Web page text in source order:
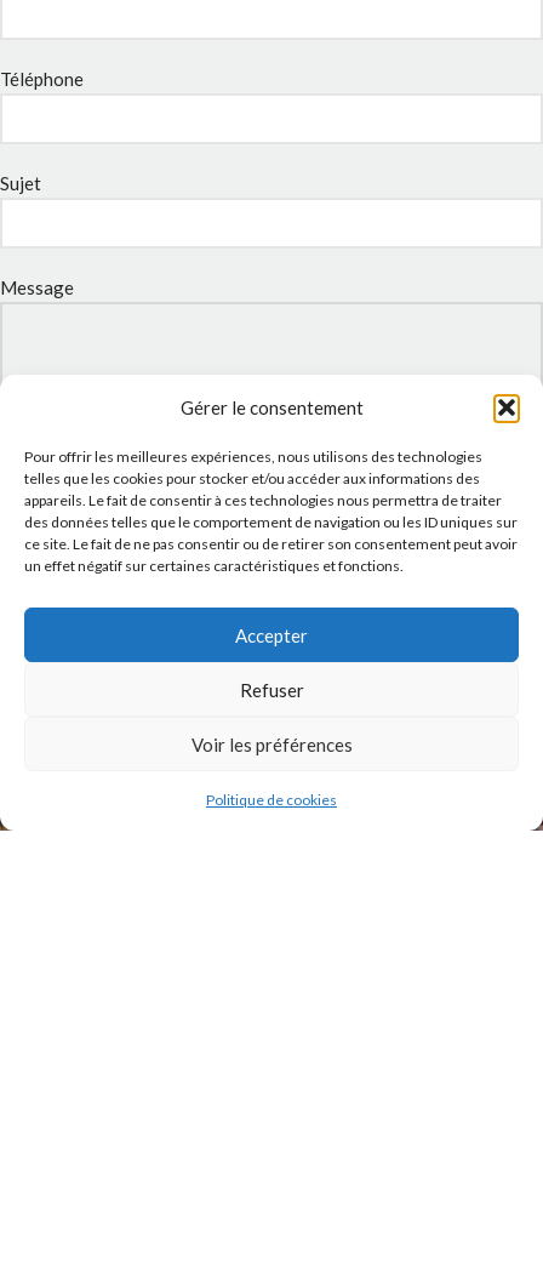
Gérer le consentement
Pour offrir les meilleures expériences, nous utilisons des technologies
telles que les cookies pour stocker et/ou accéder aux informations des
appareils. Le fait de consentir à ces technologies nous permettra de traiter
des données telles que le comportement de navigation ou les ID uniques sur
ce site. Le fait de ne pas consentir ou de retirer son consentement peut avoir
un effet négatif sur certaines caractéristiques et fonctions.
Accepter
Refuser
Voir les préférences
Politique de cookies
Téléphone
Sujet
Message
J'accepte laPolitique de confidentialitéde ce site.